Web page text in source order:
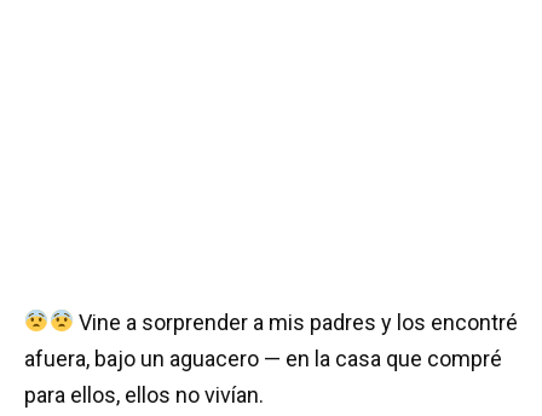
Vine a sorprender a mis padres y los encontré
afuera, bajo un aguacero — en la casa que compré
para ellos, ellos no vivían.